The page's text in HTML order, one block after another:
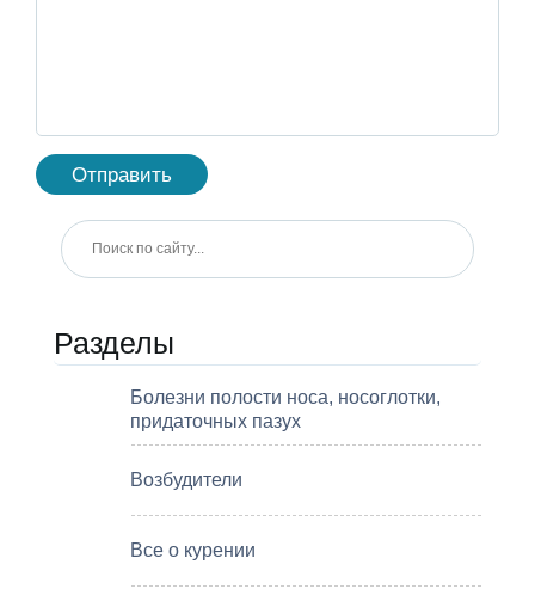
Разделы
Болезни полости носа, носоглотки,
придаточных пазух
Возбудители
Все о курении